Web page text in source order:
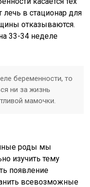
лечь в стационар для
отказываются.
33-34 неделе
беременности, то
ни за жизнь
мамочки.
роды мы
изучить тему
появление
всевозможные